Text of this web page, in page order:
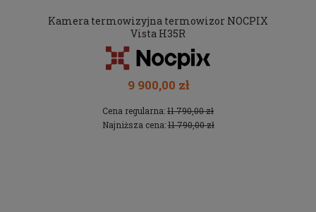
Kamera termowizyjna termowizor NOCPIX
Vista H35R
9 900,00 zł
Cena regularna:11 790,00 zł
Najniższa cena:11 790,00 zł